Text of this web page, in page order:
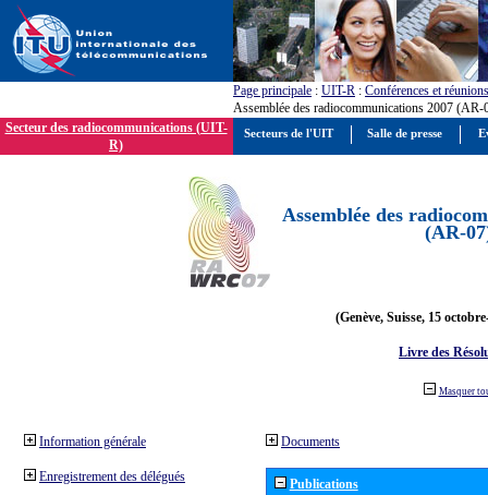
Page principale : UIT-R : Conférences et réunions
Assemblée des radiocommunications 2007 (AR-
Secteur des radiocommunications (UIT-
R)
Assemblée des
(AR-
(Genève, Suisse, 15
Livre des
Masquer
Information générale
Enregistrement des délégués
Documents
Publications
Secteurs de l'UIT Salle de presse